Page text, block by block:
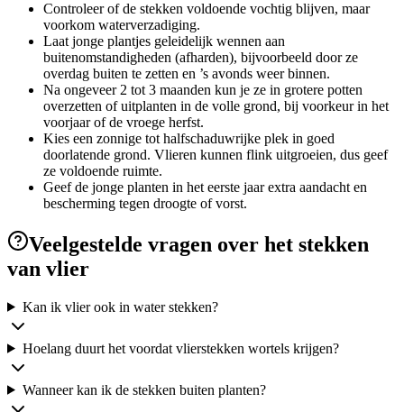
Controleer of de stekken voldoende vochtig blijven, maar
voorkom waterverzadiging.
Laat jonge plantjes geleidelijk wennen aan
buitenomstandigheden (afharden), bijvoorbeeld door ze
overdag buiten te zetten en ’s avonds weer binnen.
Na ongeveer 2 tot 3 maanden kun je ze in grotere potten
overzetten of uitplanten in de volle grond, bij voorkeur in het
voorjaar of de vroege herfst.
Kies een zonnige tot halfschaduwrijke plek in goed
doorlatende grond. Vlieren kunnen flink uitgroeien, dus geef
ze voldoende ruimte.
Geef de jonge planten in het eerste jaar extra aandacht en
bescherming tegen droogte of vorst.
Veelgestelde vragen over het stekken
van vlier
Kan ik vlier ook in water stekken?
Hoelang duurt het voordat vlierstekken wortels krijgen?
Wanneer kan ik de stekken buiten planten?